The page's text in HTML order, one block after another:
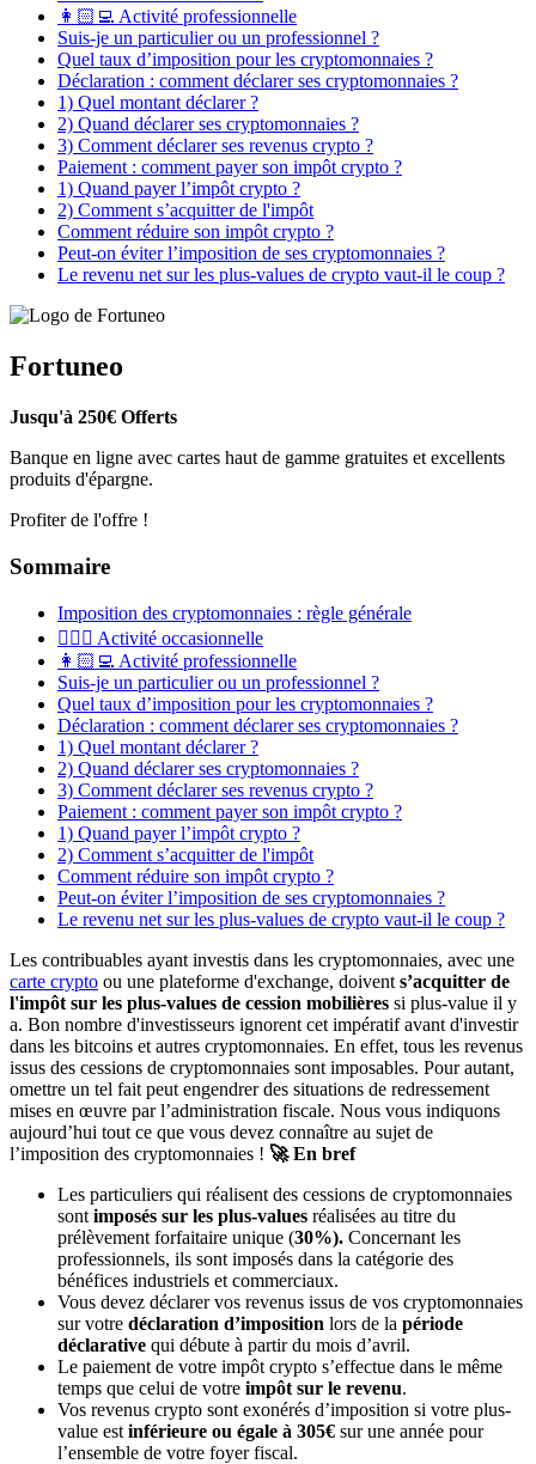
👩🏻‍💻 Activité professionnelle
Suis-je un particulier ou un professionnel ?
Quel taux d’imposition pour les cryptomonnaies ?
Déclaration : comment déclarer ses cryptomonnaies ?
1) Quel montant déclarer ?
2) Quand déclarer ses cryptomonnaies ?
3) Comment déclarer ses revenus crypto ?
Paiement : comment payer son impôt crypto ?
1) Quand payer l’impôt crypto ?
2) Comment s’acquitter de l'impôt
Comment réduire son impôt crypto ?
Peut-on éviter l’imposition de ses cryptomonnaies ?
Le revenu net sur les plus-values de crypto vaut-il le coup ?
Fortuneo
Jusqu'à 250€ Offerts
Banque en ligne avec cartes haut de gamme gratuites et excellents
produits d'épargne.
Profiter de l'offre !
Sommaire
Imposition des cryptomonnaies : règle générale
🙋🏻‍♂️ Activité occasionnelle
👩🏻‍💻 Activité professionnelle
Suis-je un particulier ou un professionnel ?
Quel taux d’imposition pour les cryptomonnaies ?
Déclaration : comment déclarer ses cryptomonnaies ?
1) Quel montant déclarer ?
2) Quand déclarer ses cryptomonnaies ?
3) Comment déclarer ses revenus crypto ?
Paiement : comment payer son impôt crypto ?
1) Quand payer l’impôt crypto ?
2) Comment s’acquitter de l'impôt
Comment réduire son impôt crypto ?
Peut-on éviter l’imposition de ses cryptomonnaies ?
Le revenu net sur les plus-values de crypto vaut-il le coup ?
Les contribuables ayant investis dans les cryptomonnaies, avec une
carte crypto ou une plateforme d'exchange, doivent s’acquitter de
l'impôt sur les plus-values de cession mobilières si plus-value il y
a. Bon nombre d'investisseurs ignorent cet impératif avant d'investir
dans les bitcoins et autres cryptomonnaies. En effet, tous les revenus
issus des cessions de cryptomonnaies sont imposables. Pour autant,
omettre un tel fait peut engendrer des situations de redressement
mises en œuvre par l’administration fiscale. Nous vous indiquons
aujourd’hui tout ce que vous devez connaître au sujet de
l’imposition des cryptomonnaies ! 🚀 En bref
Les particuliers qui réalisent des cessions de cryptomonnaies
sont imposés sur les plus-values réalisées au titre du
prélèvement forfaitaire unique (30%). Concernant les
professionnels, ils sont imposés dans la catégorie des
bénéfices industriels et commerciaux.
Vous devez déclarer vos revenus issus de vos cryptomonnaies
sur votre déclaration d’imposition lors de la période
déclarative qui débute à partir du mois d’avril.
Le paiement de votre impôt crypto s’effectue dans le même
temps que celui de votre impôt sur le revenu.
Vos revenus crypto sont exonérés d’imposition si votre plus-
value est inférieure ou égale à 305€ sur une année pour
l’ensemble de votre foyer fiscal.